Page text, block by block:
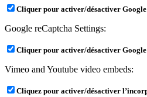
Cliquer pour activer/désactiver Google
Google reCaptcha Settings:
Cliquer pour activer/désactiver
Vimeo and Youtube video embeds:
Cliquez pour activer/désactiver